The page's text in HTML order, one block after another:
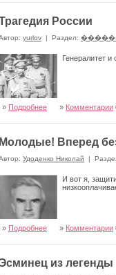
России
yurlov | Раздел:
Генералитет
» Подробнее » Комментарии
Молодые! Вперед
Удоденко Николай |
И вот я,
» Подробнее » Комментарии
из легенды